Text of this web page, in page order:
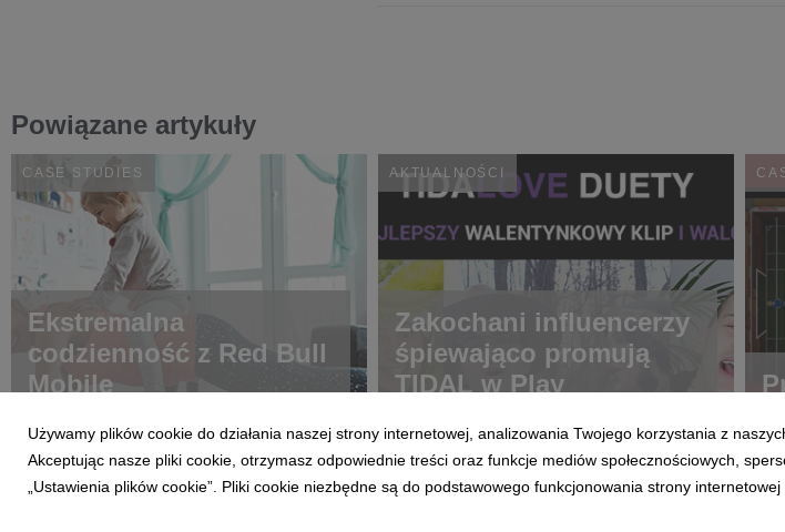
Powiązane artykuły
CASE STUDIES
Ekstremalna
codzienność z Red Bull
Mobile
AKTUALNOŚCI
Zakochani influencerzy
śpiewająco promują
TIDAL w Play
Używamy plików cookie do działania naszej strony internetowej, analizowania Twojego korzystania z
Akceptując nasze pliki cookie, otrzymasz odpowiednie treści oraz funkcje mediów społecznościowych,
„Ustawienia plików cookie”. Pliki cookie niezbędne są do podstawowego funkcjonowania strony